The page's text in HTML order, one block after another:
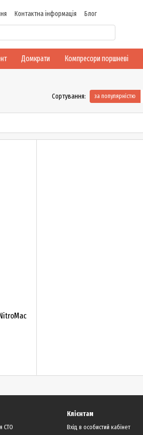
Контактна інформація
Блог
Домкрати Компресори поршневі
Сортування: за популярністю
СТО
Клієнтам
Вхід в особистий кабінет